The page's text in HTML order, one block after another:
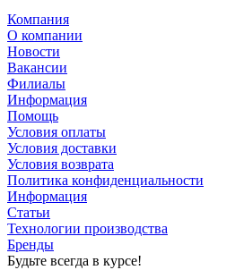
Компания
О компании
Новости
Вакансии
Филиалы
Информация
Помощь
Условия оплаты
Условия доставки
Условия возврата
Политика конфиденциальности
Информация
Статьи
Технологии производства
Бренды
Будьте всегда в курсе!